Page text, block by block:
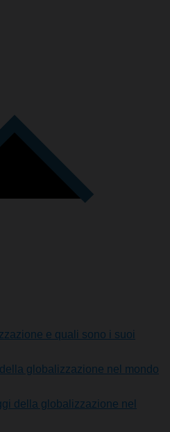
e quali sono i suoi
globalizzazione nel mondo
della globalizzazione nel